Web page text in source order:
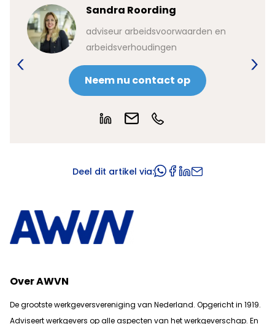
Sandra Roording
adviseur arbeidsvoorwaarden en
arbeidsverhoudingen
Neem nu contact op
Deel dit artikel via:
Over AWVN
De grootste werkgeversvereniging van Nederland. Opgericht in 1919.
Adviseert werkgevers op alle aspecten van het werkgeverschap. En